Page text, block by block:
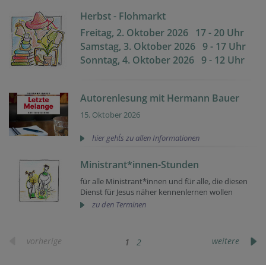
Herbst - Flohmarkt
Freitag, 2. Oktober 2026 17 - 20 Uhr
Samstag, 3. Oktober 2026 9 - 17 Uhr
Sonntag, 4. Oktober 2026 9 - 12 Uhr
Autorenlesung mit Hermann Bauer
15. Oktober 2026
hier geht´s zu allen Informationen
Ministrant*innen-Stunden
für alle Ministrant*innen und für alle, die diesen
Dienst für Jesus näher kennenlernen wollen
zu den Terminen
vorherige 1 2 weitere